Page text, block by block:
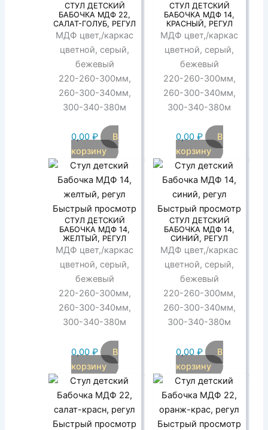
СТУЛ ДЕТСКИЙ
БАБОЧКА МДФ 22,
САЛАТ-ГОЛУБ, РЕГУЛ
МДФ цвет,/каркас
цветной, серый,
бежевый
220-260-300мм,
260-300-340мм,
300-340-380м
0,00 ₽
В
корзину
СТУЛ ДЕТСКИЙ
БАБОЧКА МДФ 14,
КРАСНЫЙ, РЕГУЛ
МДФ цвет,/каркас
цветной, серый,
бежевый
220-260-300мм,
260-300-340мм,
300-340-380м
0,00 ₽
В
корзину
Быстрый просмотр
СТУЛ ДЕТСКИЙ
БАБОЧКА МДФ 14,
ЖЕЛТЫЙ, РЕГУЛ
МДФ цвет,/каркас
цветной, серый,
бежевый
220-260-300мм,
260-300-340мм,
300-340-380м
0,00 ₽
В
корзину
Быстрый просмотр
СТУЛ ДЕТСКИЙ
БАБОЧКА МДФ 14,
СИНИЙ, РЕГУЛ
МДФ цвет,/каркас
цветной, серый,
бежевый
220-260-300мм,
260-300-340мм,
300-340-380м
0,00 ₽
В
корзину
Быстрый просмотр Быстрый просмотр